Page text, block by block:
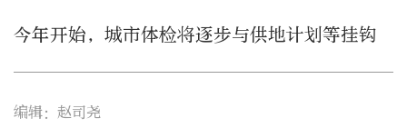
今年开始，城市体检将逐步与供地计划等挂钩
编辑：赵司尧